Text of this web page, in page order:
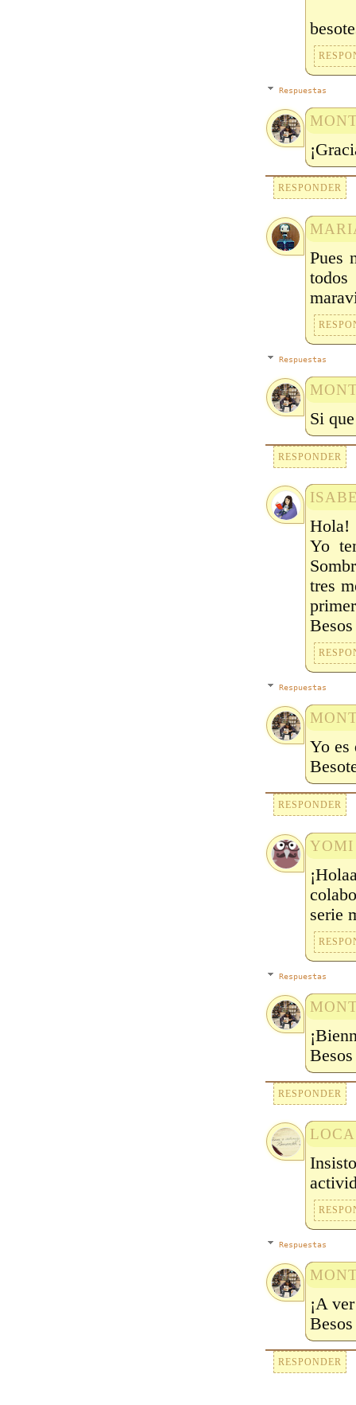
Respuestas
RESPONDER
Pues
Respuestas
Si
RESPONDER
Hola!
Yo
tres
Besos
Respuestas
Yo es
RESPONDER
serie
Respuestas
Besos
RESPONDER
Respuestas
¡A
Besos
RESPONDER